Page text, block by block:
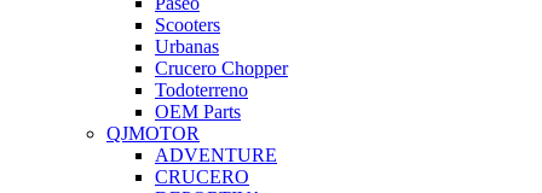
Scooters
Urbanas
Crucero Chopper
Todoterreno
OEM Parts
QJMOTOR
ADVENTURE
CRUCERO